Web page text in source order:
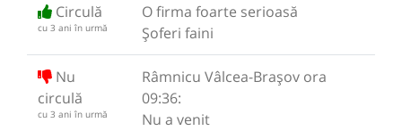
Circulă
cu 3 ani în urmă
O firma foarte serioasă
Șoferi faini
Nu
circulă
cu 3 ani în urmă
Râmnicu Vâlcea-Brașov ora
09:36:
Nu a venit